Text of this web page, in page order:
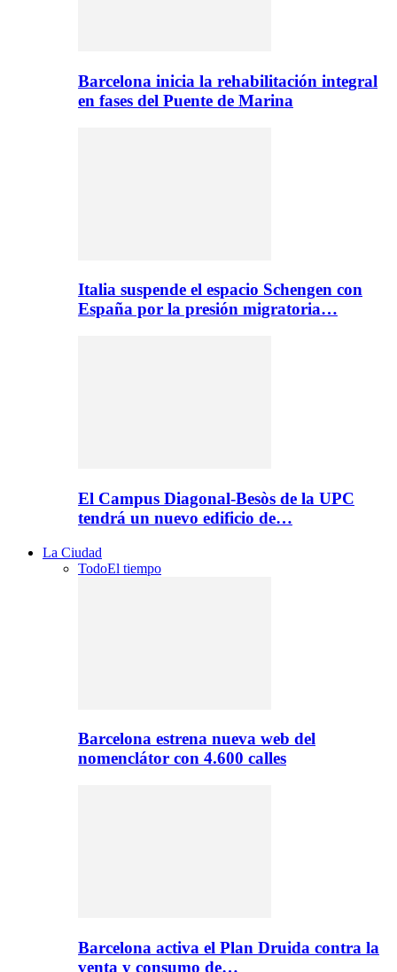
Barcelona inicia la rehabilitación integral
en fases del Puente de Marina
Italia suspende el espacio Schengen con
España por la presión migratoria…
El Campus Diagonal-Besòs de la UPC
tendrá un nuevo edificio de…
La Ciudad
TodoEl tiempo
Barcelona estrena nueva web del
nomenclátor con 4.600 calles
Barcelona activa el Plan Druida contra la
venta y consumo de…